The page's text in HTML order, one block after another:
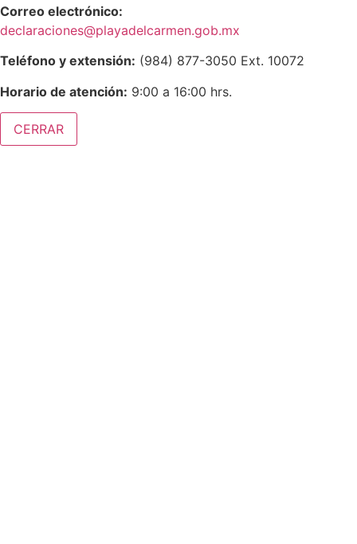
Correo electrónico:
declaraciones@playadelcarmen.gob.mx
Teléfono y extensión: (984) 877-3050 Ext. 10072
Horario de atención: 9:00 a 16:00 hrs.
CERRAR